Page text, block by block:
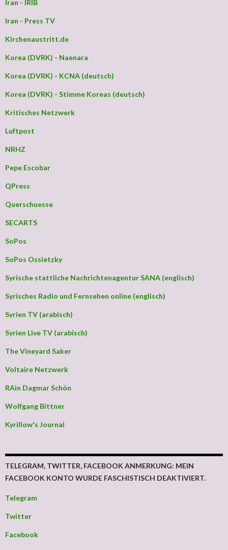
Iran - IRIB
Iran - Press TV
Kirchenaustritt.de
Korea (DVRK) - Naenara
Korea (DVRK) - KCNA (deutsch)
Korea (DVRK) - Stimme Koreas (deutsch)
Kritisches Netzwerk
Luftpost
NRHZ
Pepe Escobar
QPress
Querschuesse
SECARTS
SoPos
SoPos Ossietzky
Syrische stattliche Nachrichtenagentur SANA (englisch)
Syrisches Radio und Fernsehen online (englisch)
Syrien TV (arabisch)
Syrien Live TV (arabisch)
The Vineyard Saker
Voltaire Netzwerk
RAin Dagmar Schön
Wolfgang Bittner
Kyrillow's Journal
TELEGRAM, TWITTER, FACEBOOK ANMERKUNG: MEIN
FACEBOOK KONTO WURDE FASCHISTISCH DEAKTIVIERT.
Telegram
Twitter
Facebook